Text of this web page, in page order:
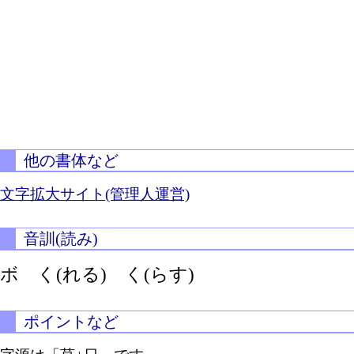
他の書体など
文字拡大サイト(管理人運営)
音訓(読み)
ボ く(れる) く(らす)
ポイントなど